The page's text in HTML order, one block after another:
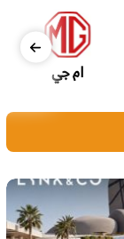
ام جي